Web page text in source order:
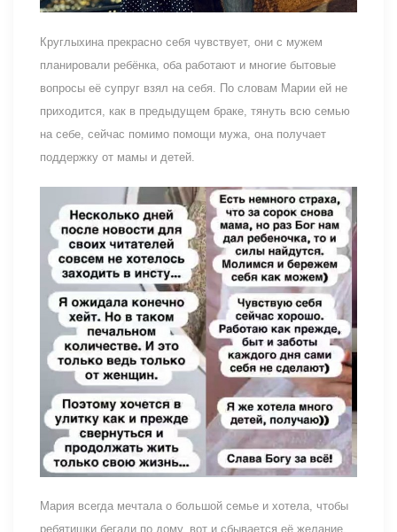
Круглыхина прекрасно себя чувствует, они с мужем
планировали ребёнка, оба работают и многие бытовые
вопросы её супруг взял на себя. По словам Марии ей не
приходится, как в предыдущем браке, тянуть всю семью
на себе, сейчас помимо помощи мужа, она получает
поддержку от мамы и детей.
Мария всегда мечтала о большой семье и хотела, чтобы
ребятишки бегали по дому, вот и сбывается её желание.